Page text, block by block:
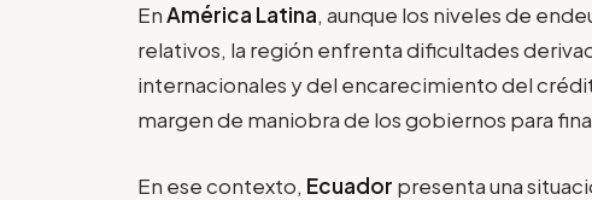
EnAmérica Latina, aunque los niveles de
relativos, la región enfrenta dificultades
internacionales y del encarecimiento del
margen de maniobra de los gobiernos para
En ese contexto, Ecuador presenta una